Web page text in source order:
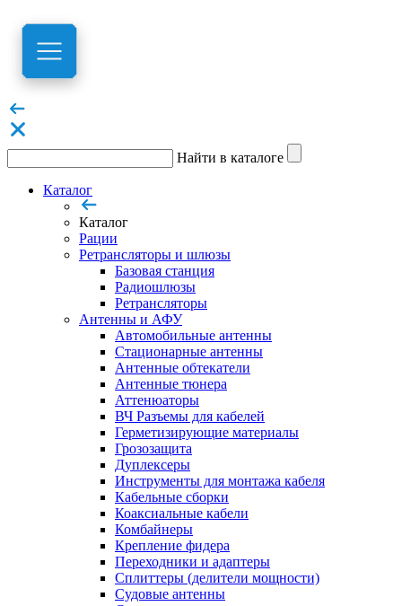
Найти в каталоге
Каталог
Каталог
Рации
Ретрансляторы и шлюзы
Базовая станция
Радиошлюзы
Ретрансляторы
Антенны и АФУ
Автомобильные антенны
Стационарные антенны
Антенные обтекатели
Антенные тюнера
Аттенюаторы
ВЧ Разъемы для кабелей
Герметизирующие материалы
Грозозащита
Дуплексеры
Инструменты для монтажа кабеля
Кабельные сборки
Коаксиальные кабели
Комбайнеры
Крепление фидера
Переходники и адаптеры
Сплиттеры (делители мощности)
Судовые антенны